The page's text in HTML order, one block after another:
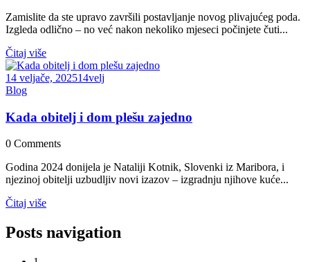
Zamislite da ste upravo završili postavljanje novog plivajućeg poda.
Izgleda odlično – no već nakon nekoliko mjeseci počinjete čuti...
Čitaj više
14 veljače, 202514velj
Blog
Kada obitelj i dom plešu zajedno
0 Comments
Godina 2024 donijela je Nataliji Kotnik, Slovenki iz Maribora, i
njezinoj obitelji uzbudljiv novi izazov – izgradnju njihove kuće...
Čitaj više
Posts navigation